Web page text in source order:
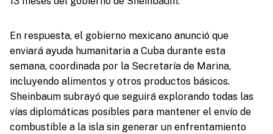
En respuesta, el gobierno mexicano anunció que
enviará ayuda humanitaria a Cuba durante esta
semana, coordinada por la Secretaría de Marina,
incluyendo alimentos y otros productos básicos.
Sheinbaum subrayó que seguirá explorando todas las
vías diplomáticas posibles para mantener el envío de
combustible a la isla sin generar un enfrentamiento